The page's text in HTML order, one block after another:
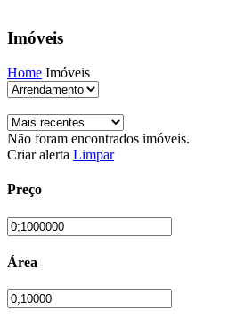
Imóveis
Home Imóveis
Não foram encontrados imóveis.
Criar alerta Limpar
Preço
Área